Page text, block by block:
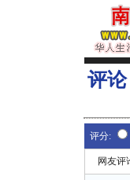
评论
评分:
网友评